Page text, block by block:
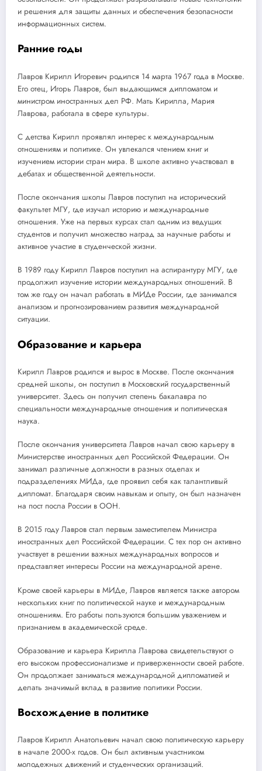
и решения для защиты данных и обеспечения безопасности
информационных систем.
Ранние годы
Лавров Кирилл Игоревич родился 14 марта 1967 года в Москве.
Его отец, Игорь Лавров, был выдающимся дипломатом и
министром иностранных дел РФ. Мать Кирилла, Мария
Лаврова, работала в сфере культуры.
С детства Кирилл проявлял интерес к международным
отношениям и политике. Он увлекался чтением книг и
изучением истории стран мира. В школе активно участвовал в
дебатах и общественной деятельности.
После окончания школы Лавров поступил на исторический
факультет МГУ, где изучал историю и международные
отношения. Уже на первых курсах стал одним из ведущих
студентов и получил множество наград за научные работы и
активное участие в студенческой жизни.
В 1989 году Кирилл Лавров поступил на аспирантуру МГУ, где
продолжил изучение истории международных отношений. В
том же году он начал работать в МИДе России, где занимался
анализом и прогнозированием развития международной
ситуации.
Образование и карьера
Кирилл Лавров родился и вырос в Москве. После окончания
средней школы, он поступил в Московский государственный
университет. Здесь он получил степень бакалавра по
специальности международные отношения и политическая
наука.
После окончания университета Лавров начал свою карьеру в
Министерстве иностранных дел Российской Федерации. Он
занимал различные должности в разных отделах и
подразделениях МИДа, где проявил себя как талантливый
дипломат. Благодаря своим навыкам и опыту, он был назначен
на пост посла России в ООН.
В 2015 году Лавров стал первым заместителем Министра
иностранных дел Российской Федерации. С тех пор он активно
участвует в решении важных международных вопросов и
представляет интересы России на международной арене.
Кроме своей карьеры в МИДе, Лавров является также автором
нескольких книг по политической науке и международным
отношениям. Его работы пользуются большим уважением и
признанием в академической среде.
Образование и карьера Кирилла Лаврова свидетельствуют о
его высоком профессионализме и приверженности своей работе.
Он продолжает заниматься международной дипломатией и
делать значимый вклад в развитие политики России.
Восхождение в политике
Лавров Кирилл Анатольевич начал свою политическую карьеру
в начале 2000-х годов. Он был активным участником
молодежных движений и студенческих организаций.